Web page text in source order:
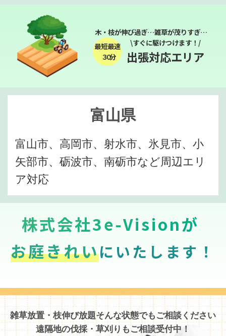
木・枝が伸び過ぎ…雑草が茂りすぎ…
最短最速
３０分
\すぐに駆けつけます！/
出張対応エリア
富山県
富山市、高岡市、射水市、氷見市、小
矢部市、砺波市、南砺市など周辺エリ
ア対応
株式会社3e-Visionが
お庭きれいにいたします！
雑草放置・枝伸び放題そんな状態でもご相談ください
遠隔地の伐採・草刈りもご相談受付中！